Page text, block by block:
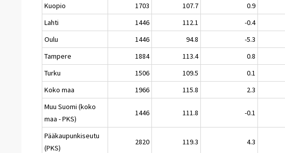
Kuopio
1703 107.7
0.9
Lahti
1446 112.1
-0.4
Oulu
1446 94.8
-5.3
Tampere
1884 113.4
0.8
Turku
1506 109.5
0.1
Koko maa
1966 115.8
2.3
Muu Suomi (koko
maa - PKS)
1446 111.8 -0.1
Pääkaupunkiseutu
(PKS)
2820 119.3 4.3